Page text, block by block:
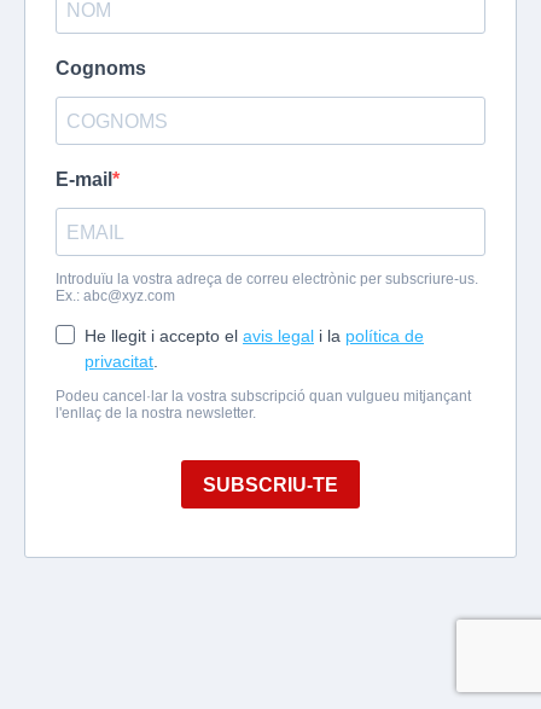
Cognoms
E-mail
Introduïu la vostra adreça de correu electrònic per subscriure-us.
Ex.: abc@xyz.com
He llegit i accepto el avis legal i la política de
privacitat
Podeu cancel·lar la vostra subscripció quan vulgueu mitjançant
l'enllaç de la nostra newsletter.
SUBSCRIU-TE